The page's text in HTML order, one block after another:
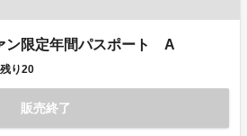
ン限定年間パスポート A
残り20
販売終了